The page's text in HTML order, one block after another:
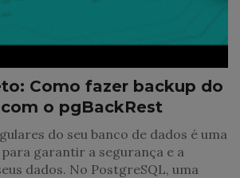
Como fazer backup do
o pgBackRest
do seu banco de dados é uma
garantir a segurança e a
dados. No PostgreSQL, uma